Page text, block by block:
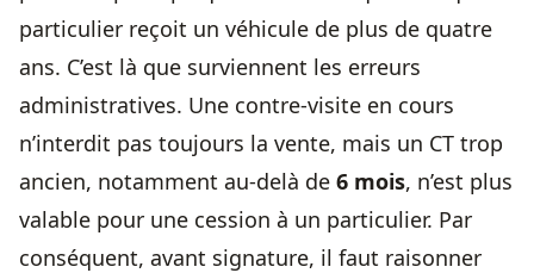
particulier reçoit un véhicule de plus de quatre
ans. C’est là que surviennent les erreurs
administratives. Une contre-visite en cours
n’interdit pas toujours la vente, mais un CT trop
ancien, notamment au-delà de 6 mois, n’est plus
valable pour une cession à un particulier. Par
conséquent, avant signature, il faut raisonner